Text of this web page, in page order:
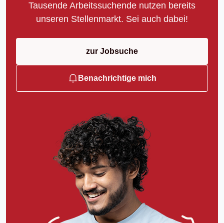
Tausende Arbeitssuchende nutzen bereits
unseren Stellenmarkt. Sei auch dabei!
zur Jobsuche
Benachrichtige mich